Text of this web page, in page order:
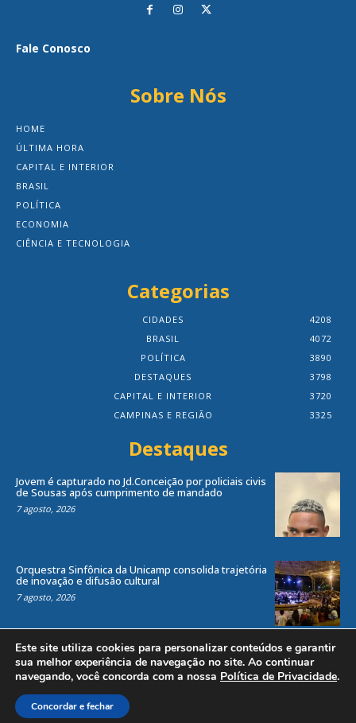
Fale Conosco
Sobre Nós
HOME
ÚLTIMA HORA
CAPITAL E INTERIOR
BRASIL
POLÍTICA
ECONOMIA
CIÊNCIA E TECNOLOGIA
Categorias
CIDADES
4208
BRASIL
4072
POLÍTICA
3890
DESTAQUES
3798
CAPITAL E INTERIOR
3720
CAMPINAS E REGIÃO
3325
Destaques
Jovem é capturado no Jd.Conceição por policiais civis
de Sousas após cumprimento de mandado
7 agosto, 2026
Orquestra Sinfônica da Unicamp consolida trajetória
de inovação e difusão cultural
7 agosto, 2026
Todos os direitos reservados ao site Jornal Local® -by
Agência Criosites (
Este site utiliza cookies para personalizar conteúdos e garantir
sua melhor experiência de navegação no site. Ao continuar
navegando, você concorda com a nossa Política de Privacidade.
Concordar e fechar